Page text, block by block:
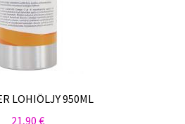
LOHIÖLJY 950ML
21,90 €